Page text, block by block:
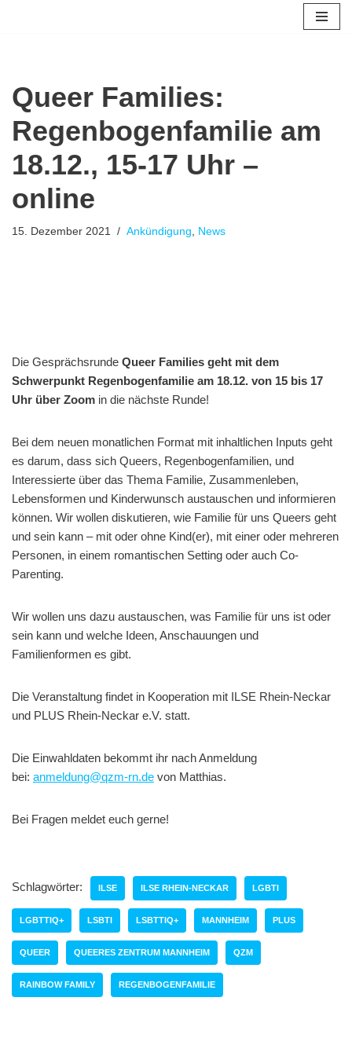
Queer Families:
Regenbogenfamilie am
18.12., 15-17 Uhr –
online
15. Dezember 2021 Ankündigung, News
Die Gesprächsrunde Queer Families geht mit dem
Schwerpunkt Regenbogenfamilie am 18.12. von 15 bis 17
Uhr über Zoom in die nächste Runde!
Bei dem neuen monatlichen Format mit inhaltlichen Inputs geht
es darum, dass sich Queers, Regenbogenfamilien, und
Interessierte über das Thema Familie, Zusammenleben,
Lebensformen und Kinderwunsch austauschen und informieren
können. Wir wollen diskutieren, wie Familie für uns Queers geht
und sein kann – mit oder ohne Kind(er), mit einer oder mehreren
Personen, in einem romantischen Setting oder auch Co-
Parenting.
Wir wollen uns dazu austauschen, was Familie für uns ist oder
sein kann und welche Ideen, Anschauungen und
Familienformen es gibt.
Die Veranstaltung findet in Kooperation mit ILSE Rhein-Neckar
und PLUS Rhein-Neckar e.V. statt.
Die Einwahldaten bekommt ihr nach Anmeldung
bei: anmeldung@qzm-rn.de von Matthias.
Bei Fragen meldet euch gerne!
Schlagwörter: ILSE ILSE RHEIN-NECKAR LGBTI
LGBTTIQ+ LSBTI LSBTTIQ+ MANNHEIM PLUS
QUEER QUEERES ZENTRUM MANNHEIM QZM
RAINBOW FAMILY REGENBOGENFAMILIE